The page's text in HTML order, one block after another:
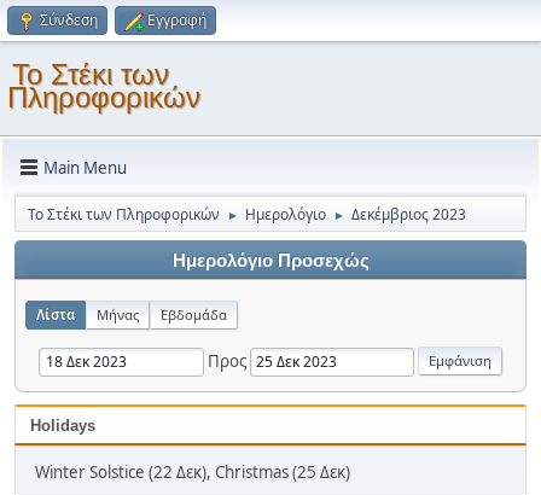
Σύνδεση Εγγραφή
Το Στέκι των
Πληροφορικών
Main Menu
Το Στέκι των Πληροφορικών ► Ημερολόγιο ► Δεκέμβριος 2023
Ημερολόγιο Προσεχώς
Λίστα Μήνας Εβδομάδα
Προς
Holidays
Winter Solstice (22 Δεκ), Christmas (25 Δεκ)